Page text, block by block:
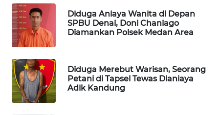
Diduga Aniaya Wanita di Depan
SPBU Denai, Doni Chaniago
Diamankan Polsek Medan Area
Diduga Merebut Warisan, Seorang
Petani di Tapsel Tewas Dianiaya
Adik Kandung
KONSUMEN
LISTRIK
MASYARAKAT
KELISTRIKAN
WALINKI
ID